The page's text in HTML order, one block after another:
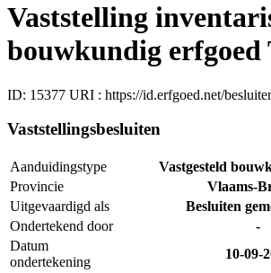
Vaststelling
bouwkundig erfgoed
ID: 15377 URI : https://id.erfgoed.net/
Vaststellingsbesluiten
Aanduidingstype
Vastgesteld
Provincie
Vlaams-
Uitgevaardigd als
Besluiten
Ondertekend door
-
Datum
ondertekening
10-09-